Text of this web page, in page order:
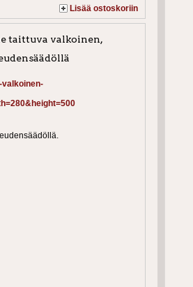
Lisää ostoskoriin
taittuva valkoinen,